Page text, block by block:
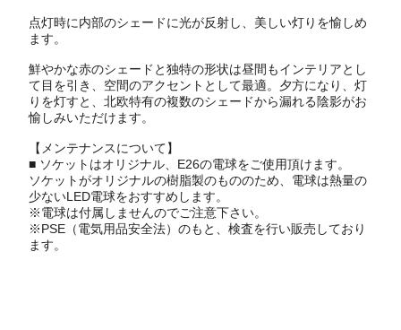
点灯時に内部のシェードに光が反射し、美しい灯りを愉しめ
ます。
鮮やかな赤のシェードと独特の形状は昼間もインテリアとし
て目を引き、空間のアクセントとして最適。夕方になり、灯
りを灯すと、北欧特有の複数のシェードから漏れる陰影がお
愉しみいただけます。
【メンテナンスについて】
■ ソケットはオリジナル、E26の電球をご使用頂けます。
ソケットがオリジナルの樹脂製のもののため、電球は熱量の
少ないLED電球をおすすめします。
※電球は付属しませんのでご注意下さい。
※PSE（電気用品安全法）のもと、検査を行い販売しており
ます。